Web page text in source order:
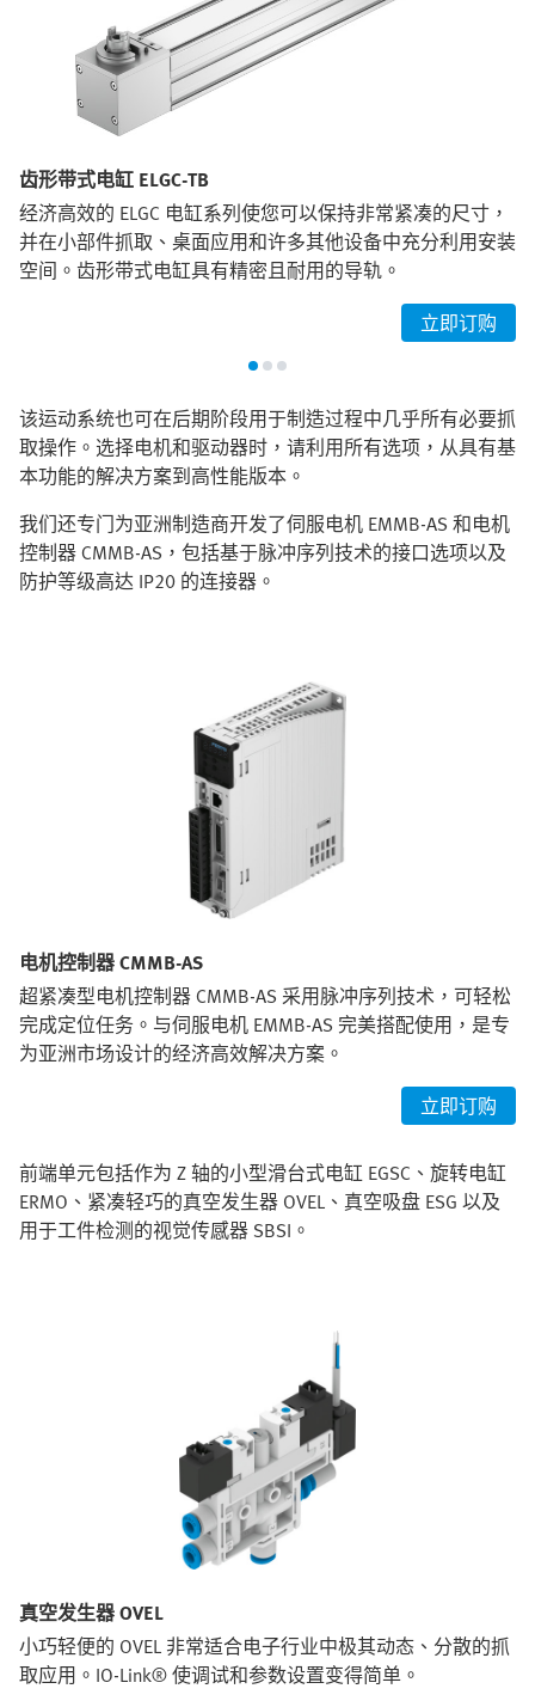
齿形带式电缸 ELGC-TB
经济高效的 ELGC 电缸系列使您可以保持非常紧凑的尺寸，
并在小部件抓取、桌面应用和许多其他设备中充分利用安装
空间。齿形带式电缸具有精密且耐用的导轨。
立即订购
该运动系统也可在后期阶段用于制造过程中几乎所有必要抓
取操作。选择电机和驱动器时，请利用所有选项，从具有基
本功能的解决方案到高性能版本。
我们还专门为亚洲制造商开发了伺服电机 EMMB-AS 和电机
控制器 CMMB-AS，包括基于脉冲序列技术的接口选项以及
防护等级高达 IP20 的连接器。
电机控制器 CMMB-AS
超紧凑型电机控制器 CMMB-AS 采用脉冲序列技术，可轻松
完成定位任务。与伺服电机 EMMB-AS 完美搭配使用，是专
为亚洲市场设计的经济高效解决方案。
立即订购
前端单元包括作为 Z 轴的小型滑台式电缸 EGSC、旋转电缸
ERMO、紧凑轻巧的真空发生器 OVEL、真空吸盘 ESG 以及
用于工件检测的视觉传感器 SBSI。
真空发生器 OVEL
小巧轻便的 OVEL 非常适合电子行业中极其动态、分散的抓
取应用。IO-Link® 使调试和参数设置变得简单。